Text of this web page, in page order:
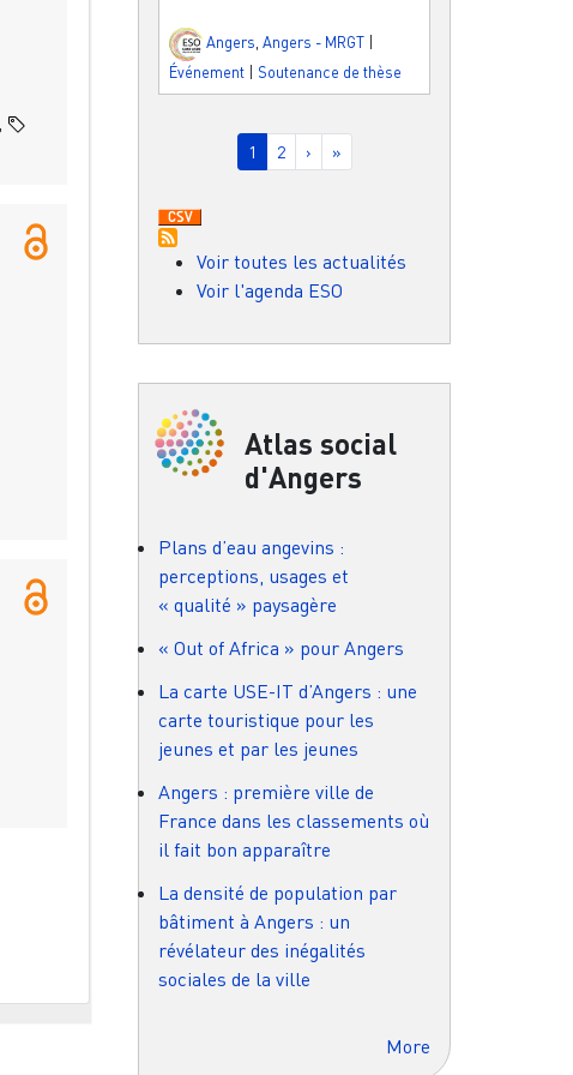
Angers Angers - MRGT
Événement | Soutenance de thèse
Pagination
Page courante
1 Page
2 Page suivante
› Dernière page
»
Voir toutes les actualités
Voir l'agenda ESO
Atlas social
d'Angers
Plans d’eau angevins :
perceptions, usages et
« qualité » paysagère
« Out of Africa » pour Angers
La carte USE-IT d’Angers : une
carte touristique pour les
jeunes et par les jeunes
Angers : première ville de
France dans les classements où
il fait bon apparaître
La densité de population par
bâtiment à Angers : un
révélateur des inégalités
sociales de la ville
More